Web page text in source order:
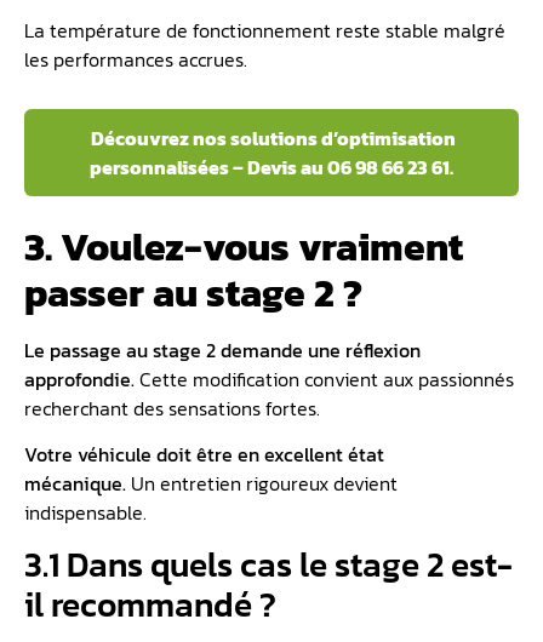
La température de fonctionnement reste stable malgré
les performances accrues.
Découvrez nos solutions d’optimisation
personnalisées – Devis au 06 98 66 23 61.
3. Voulez-vous vraiment
passer au stage 2 ?
Le passage au stage 2 demande une réflexion
approfondie.Cette modification convient aux passionnés
recherchant des sensations fortes.
Votre véhicule doit être en excellent état
mécanique. Un entretien rigoureux devient
indispensable.
3.1 Dans quels cas le stage 2 est-
il recommandé ?